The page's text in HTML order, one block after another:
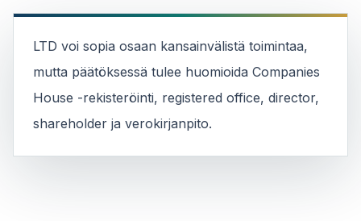
LTD voi sopia osaan kansainvälistä toimintaa,
mutta päätöksessä tulee huomioida Companies
House -rekisteröinti, registered office, director,
shareholder ja verokirjanpito.